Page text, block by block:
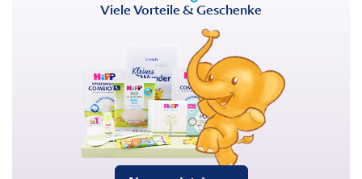
Viele Vorteile & Geschenke